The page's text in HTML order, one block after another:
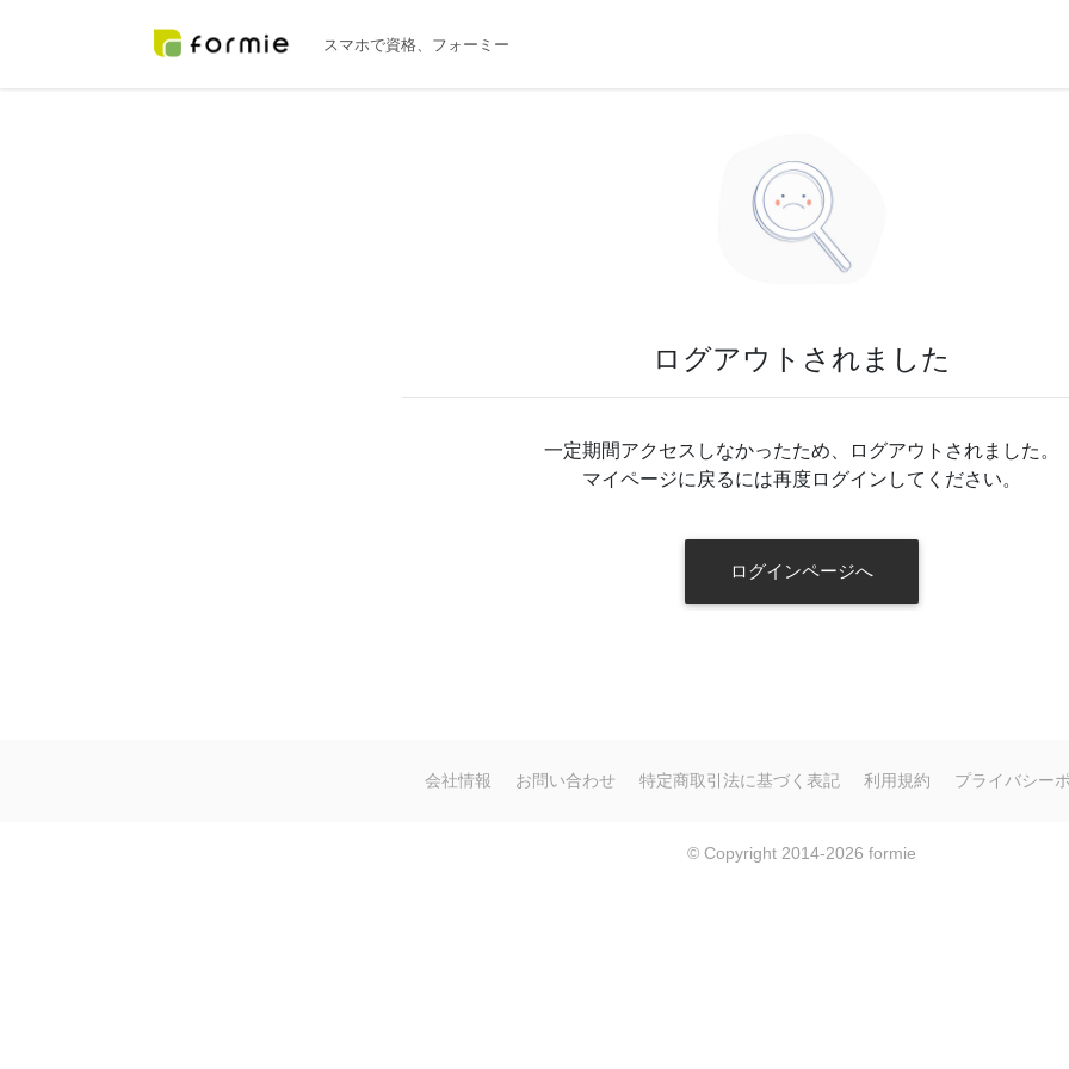
スマホで資格 、フォーミー
ログアウトされました
一定期間アクセスしなかったため、ログアウトされました。
マイページに戻るには再度ログインしてください。
会社情報 お問い合わせ 特定商取引法に基づく表記 利用規約 プライバシー
© Copyright 2014-2026 formie